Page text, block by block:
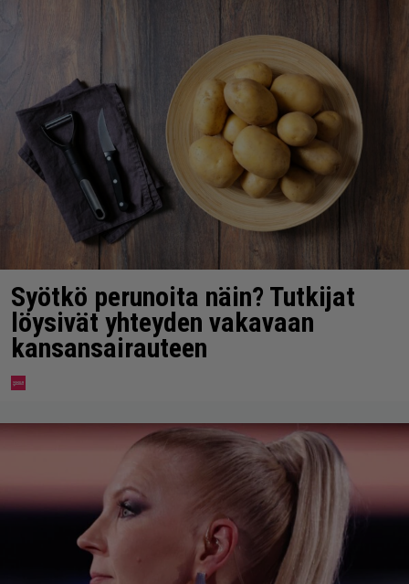
Syötkö perunoita näin? Tutkijat
löysivät yhteyden vakavaan
kansansairauteen